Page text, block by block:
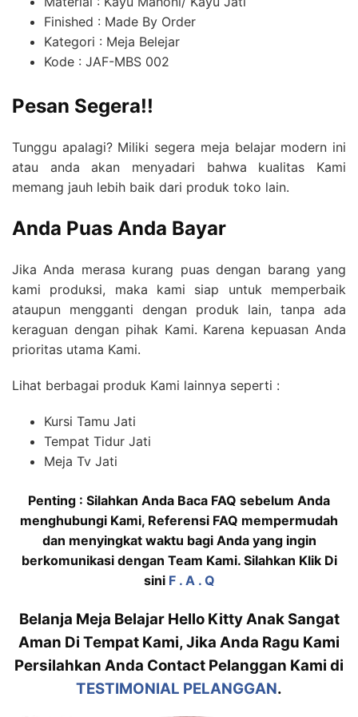
Finished : Made By Order
Kategori : Meja Belejar
Kode : JAF-MBS 002
Pesan Segera!!
Tunggu apalagi? Miliki segera meja belajar modern ini
atau anda akan menyadari bahwa kualitas Kami
memang jauh lebih baik dari produk toko lain.
Anda Puas Anda Bayar
Jika Anda merasa kurang puas dengan barang yang
kami produksi, maka kami siap untuk memperbaik
ataupun mengganti dengan produk lain, tanpa ada
keraguan dengan pihak Kami. Karena kepuasan Anda
prioritas utama Kami.
Lihat berbagai produk Kami lainnya seperti :
Kursi Tamu Jati
Tempat Tidur Jati
Meja Tv Jati
Penting : Silahkan Anda Baca FAQ sebelum Anda
menghubungi Kami, Referensi FAQ mempermudah
dan menyingkat waktu bagi Anda yang ingin
berkomunikasi dengan Team Kami. Silahkan Klik Di
sini F . A . Q
Belanja Meja Belajar Hello Kitty Anak Sangat
Aman Di Tempat Kami, Jika Anda Ragu Kami
Persilahkan Anda Contact Pelanggan Kami di
TESTIMONIAL PELANGGAN.